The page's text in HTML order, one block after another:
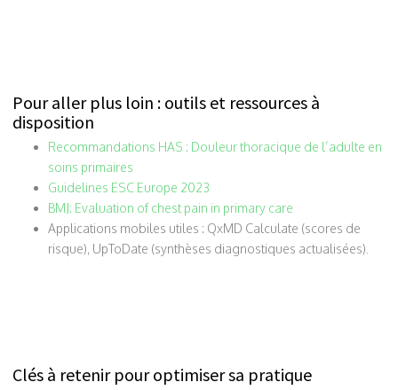
Pour aller plus loin : outils et ressources à
disposition
Recommandations HAS : Douleur thoracique de l’adulte en
soins primaires
Guidelines ESC Europe 2023
BMJ: Evaluation of chest pain in primary care
Applications mobiles utiles : QxMD Calculate (scores de
risque), UpToDate (synthèses diagnostiques actualisées).
Clés à retenir pour optimiser sa pratique